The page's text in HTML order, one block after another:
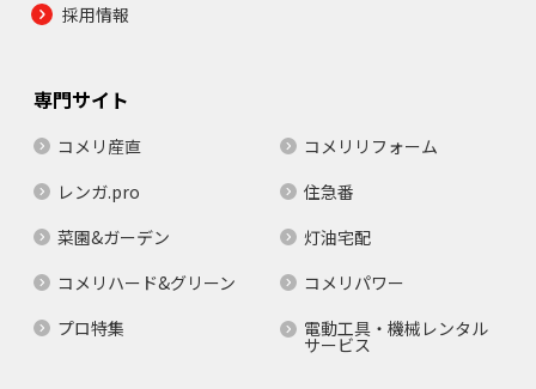
採用情報
専門サイト
コメリ産直
コメリリフォーム
レンガ.pro
住急番
菜園&ガーデン
灯油宅配
コメリハード&グリーン
コメリパワー
プロ特集
電動工具・機械レンタル
サービス